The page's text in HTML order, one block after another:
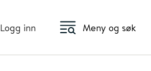
Logg inn Meny og søk